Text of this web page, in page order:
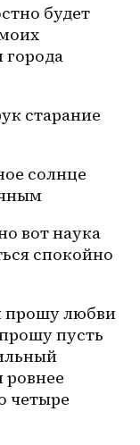
будет
города
старание
солнце
вот наука
спокойно
прошу любви
пусть
ровнее
четыре